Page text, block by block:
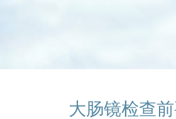
大肠镜检查